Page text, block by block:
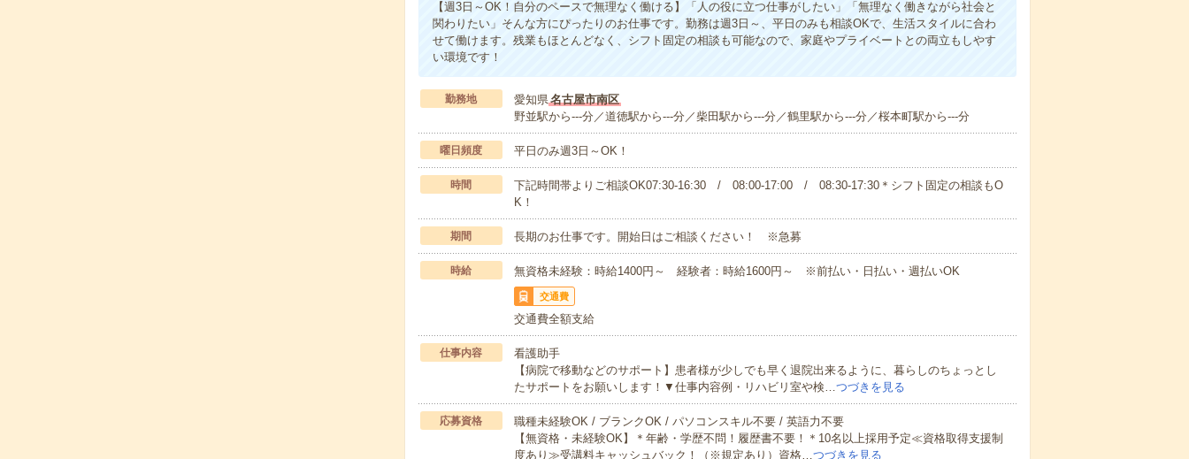
【週3日～OK！自分のペースで無理なく働ける】「人の役に立つ仕事がしたい」「無理なく働きながら社会と
関わりたい」そんな方にぴったりのお仕事です。勤務は週3日～、平日のみも相談OKで、生活スタイルに合わ
せて働けます。残業もほとんどなく、シフト固定の相談も可能なので、家庭やプライベートとの両立もしやす
い環境です！
勤務地 愛知県 名古屋市南区
野並駅から---分／道徳駅から---分／柴田駅から---分／鶴里駅から---分／桜本町駅から---分
曜日頻度 平日のみ週3日～OK！
時間
下記時間帯よりご相談OK07:30-16:30 / 08:00-17:00 / 08:30-17:30＊シフト固定の相談もO
K！
期間 長期のお仕事です。開始日はご相談ください！ ※急募
時給 無資格未経験：時給1400円～ 経験者：時給1600円～ ※前払い・日払い・週払いOK
交通費
交通費全額支給
仕事内容
看護助手
【病院で移動などのサポート】患者様が少しでも早く退院出来るように、暮らしのちょっとし
たサポートをお願いします！▼仕事内容例・リハビリ室や検… つづきを見る
応募資格
職種未経験OK / ブランクOK / パソコンスキル不要 / 英語力不要
【無資格・未経験OK】＊年齢・学歴不問！履歴書不要！＊10名以上採用予定≪資格取得支援制
度あり≫受講料キャッシュバック！（※規定あり）資格… つづきを見る